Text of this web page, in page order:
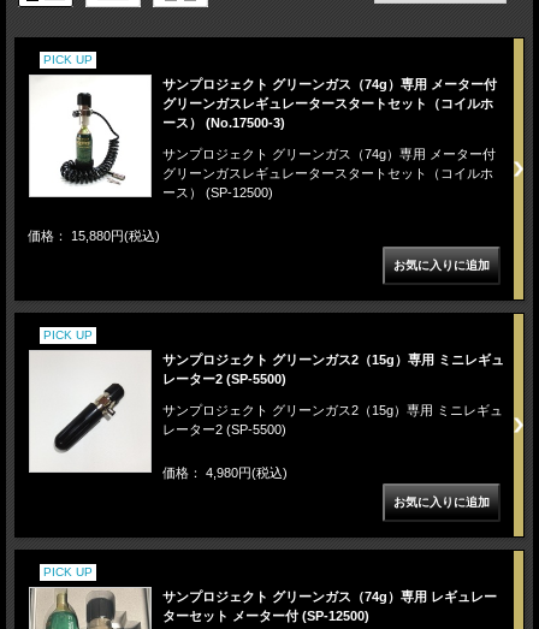
PICK UP
サンプロジェクト グリーンガス（74g）専用 メーター付
グリーンガスレギュレータースタートセット（コイルホ
ース） (No.17500-3)
サンプロジェクト グリーンガス（74g）専用 メーター付
グリーンガスレギュレータースタートセット（コイルホ
ース） (SP-12500)
価格： 15,880円(税込)
PICK UP
サンプロジェクト グリーンガス2（15g）専用 ミニレギュ
レーター2 (SP-5500)
サンプロジェクト グリーンガス2（15g）専用 ミニレギュ
レーター2 (SP-5500)
価格： 4,980円(税込)
PICK UP
サンプロジェクト グリーンガス（74g）専用 レギュレー
ターセット メーター付 (SP-12500)